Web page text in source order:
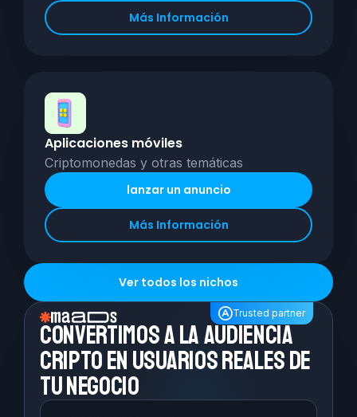
Más Información
Aplicaciones móviles
Criptomonedas y otras temáticas
lanzar un anuncio
Más Información
Ver todos los nichos
Trusted partner
Convertimos a laaudiencia
cripto en usuarios reales de
tu negocio